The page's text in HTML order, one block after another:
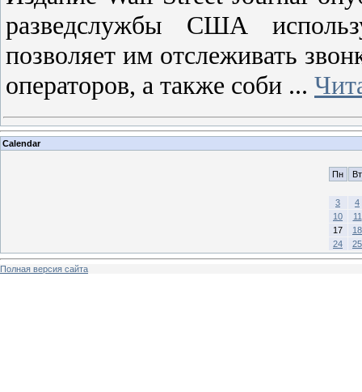
разведслужбы США
позволяет им отслеживать
операторов, а также соби ...
Calendar
Пн Вт
3
4
10
11
17
18
24
25
Полная версия сайта